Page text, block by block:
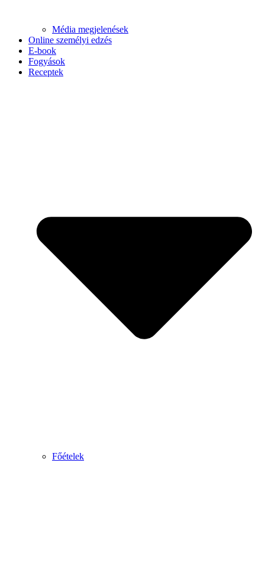
Média megjelenések
Online személyi edzés
E-book
Fogyások
Receptek
Főételek